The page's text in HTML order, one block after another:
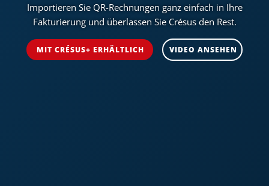
Importieren Sie QR-Rechnungen ganz einfach in Ihre
Fakturierung und überlassen Sie Crésus den Rest.
MIT CRÉSUS+ ERHÄLTLICH VIDEO ANSEHEN